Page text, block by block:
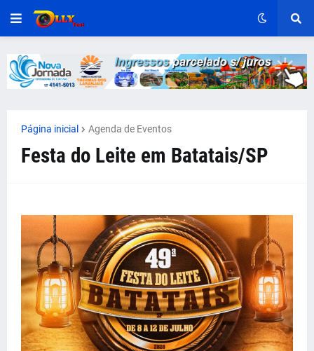
Página inicial Agenda de Eventos
Festa do Leite em Batatais/SP